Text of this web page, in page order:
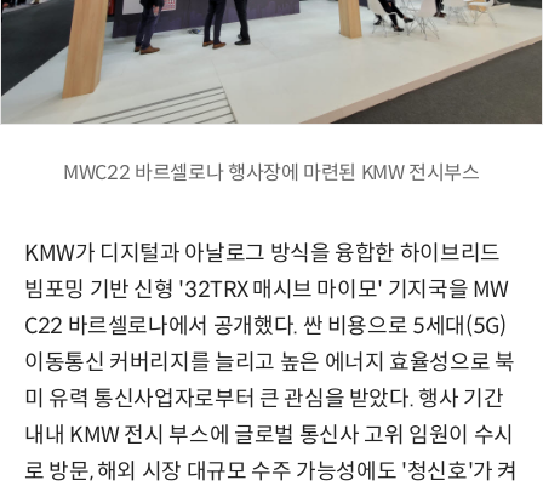
MWC22 바르셀로나 행사장에 마련된 KMW 전시부스
KMW가 디지털과 아날로그 방식을 융합한 하이브리드
빔포밍 기반 신형 '32TRX 매시브 마이모' 기지국을 MW
C22 바르셀로나에서 공개했다. 싼 비용으로 5세대(5G)
이동통신 커버리지를 늘리고 높은 에너지 효율성으로 북
미 유력 통신사업자로부터 큰 관심을 받았다. 행사 기간
내내 KMW 전시 부스에 글로벌 통신사 고위 임원이 수시
로 방문, 해외 시장 대규모 수주 가능성에도 '청신호'가 켜